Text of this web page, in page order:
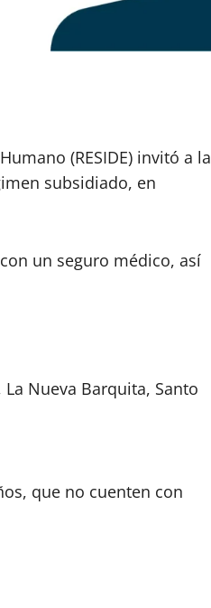
(RESIDE) invitó a la
subsidiado, en
un seguro médico, así
La Nueva Barquita, Santo
que no cuenten con